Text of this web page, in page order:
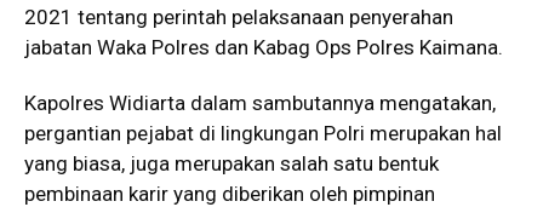
2021 tentang perintah pelaksanaan penyerahan
jabatan Waka Polres dan Kabag Ops Polres Kaimana.
Kapolres Widiarta dalam sambutannya mengatakan,
pergantian pejabat di lingkungan Polri merupakan hal
yang biasa, juga merupakan salah satu bentuk
pembinaan karir yang diberikan oleh pimpinan